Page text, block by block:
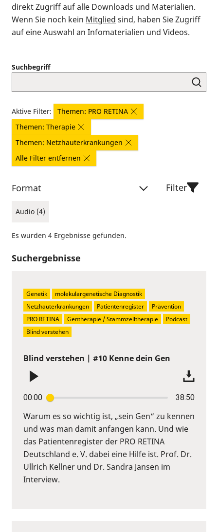
direkt Zugriff auf alle Downloads und Materialien.
Wenn Sie noch kein Mitglied sind, haben Sie Zugriff
auf eine Auswahl an Infomaterialien und Videos.
Suchbegriff
Aktive Filter:
Themen: PRO RETINA
Themen: Therapie
Themen: Netzhauterkrankungen
Alle Filter entfernen
Format
Audio (4)
Filter
Es wurden 4 Ergebnisse gefunden.
Suchergebnisse
Blind verstehen | #10 Kenne dein Gen
00:00 38:50
Warum es so wichtig ist, „sein Gen“ zu kennen
und was man damit anfangen kann. Und wie
das Patientenregister der PRO RETINA
Deutschland e. V. dabei eine Hilfe ist. Prof. Dr.
Ullrich Kellner und Dr. Sandra Jansen im
Interview.
Genetik
molekulargenetische Diagnostik
Netzhauterkrankungen
Patientenregister
Prävention
PRO RETINA
Gentherapie / Stammzelltherapie
Podcast
Blind verstehen